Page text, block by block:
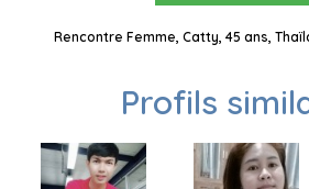
Rencontre Femme, Catty, 45 ans,
Profils